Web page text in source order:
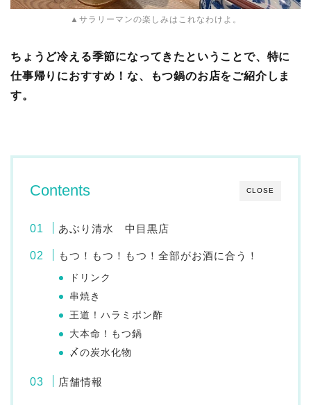
▲サラリーマンの楽しみはこれなわけよ。
ちょうど冷える季節になってきたということで、特に
仕事帰りにおすすめ！な、もつ鍋のお店をご紹介しま
す。
CLOSE
Contents
あぶり清水 中目黒店
もつ！もつ！もつ！全部がお酒に合う！
ドリンク
串焼き
王道！ハラミポン酢
大本命！もつ鍋
〆の炭水化物
店舗情報